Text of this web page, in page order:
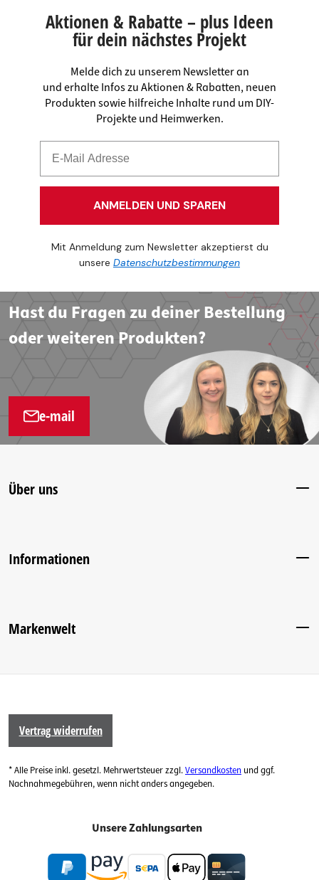
Aktionen & Rabatte – plus Ideen
für dein nächstes Projekt
Melde dich zu unserem Newsletter an
und erhalte Infos zu Aktionen & Rabatten, neuen
Produkten sowie hilfreiche Inhalte rund um DIY-
Projekte und Heimwerken.
ANMELDEN UND SPAREN
Mit Anmeldung zum Newsletter akzeptierst du
unsere Datenschutzbestimmungen
Hast du Fragen zu deiner Bestellung
oder weiteren Produkten?
e-mail
Über uns
Informationen
Markenwelt
Vertrag widerrufen
* Alle Preise inkl. gesetzl. Mehrwertsteuer zzgl.Versandkosten und ggf.
Nachnahmegebühren, wenn nicht anders angegeben.
Unsere Zahlungsarten